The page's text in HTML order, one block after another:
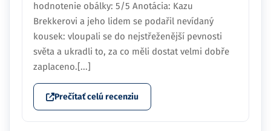
hodnotenie obálky: 5/5 Anotácia: Kazu
Brekkerovi a jeho lidem se podařil nevídaný
kousek: vloupali se do nejstřeženější pevnosti
světa a ukradli to, za co měli dostat velmi dobře
zaplaceno.[...]
Prečítať celú recenziu